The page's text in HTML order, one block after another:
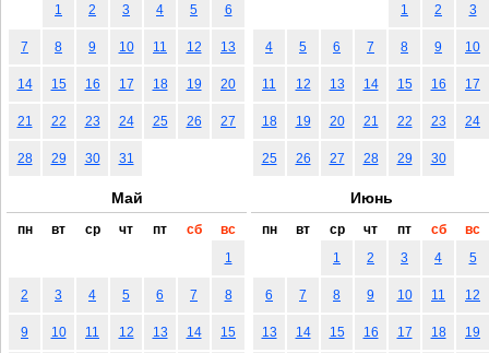
1
2 3 4 5 6
7 8 9 10 11 12 13
14 15 16 17 18 19 20
21 22 23 24 25 26 27
28 29 30 31
1
2 3
4 5 6 7 8 9 10
11 12 13 14 15 16 17
18 19 20 21 22 23 24
25 26 27 28 29 30
Май
пн вт ср чт пт сб
вс
1
2 3 4 5 6 7 8
9 10 11 12 13 14 15
Июнь
пн вт ср чт пт сб
вс
1
2 3 4 5
6 7 8 9 10 11 12
13 14 15 16 17 18 19